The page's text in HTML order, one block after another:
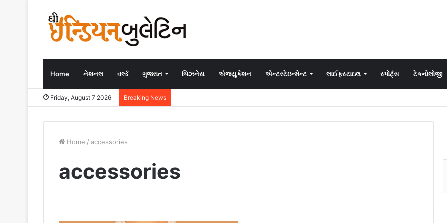
Home નેશનલ વર્લ્ડ ગુજરાત બિઝનેસ એજ્યુકેશન એન્ટરટેઇન્મેન્ટ લાઈફસ્ટાઇલ સ્પોર્ટ્સ ટેકનોલોજી
Friday, August 7 2026 Breaking News
Home / accessories
accessories